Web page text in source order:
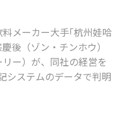
メーカー大手｢杭州娃哈
後（ゾン・チンホウ）
ー）が、同社の経営を
システムのデータで判明